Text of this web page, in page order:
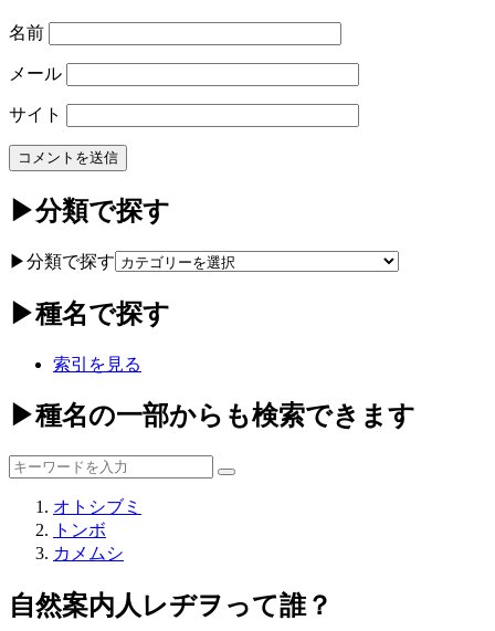
名前
メール
サイト
▶分類で探す
▶分類で探す
▶種名で探す
索引を見る
▶種名の一部からも検索できます
オトシブミ
トンボ
カメムシ
自然案内人レヂヲって誰？